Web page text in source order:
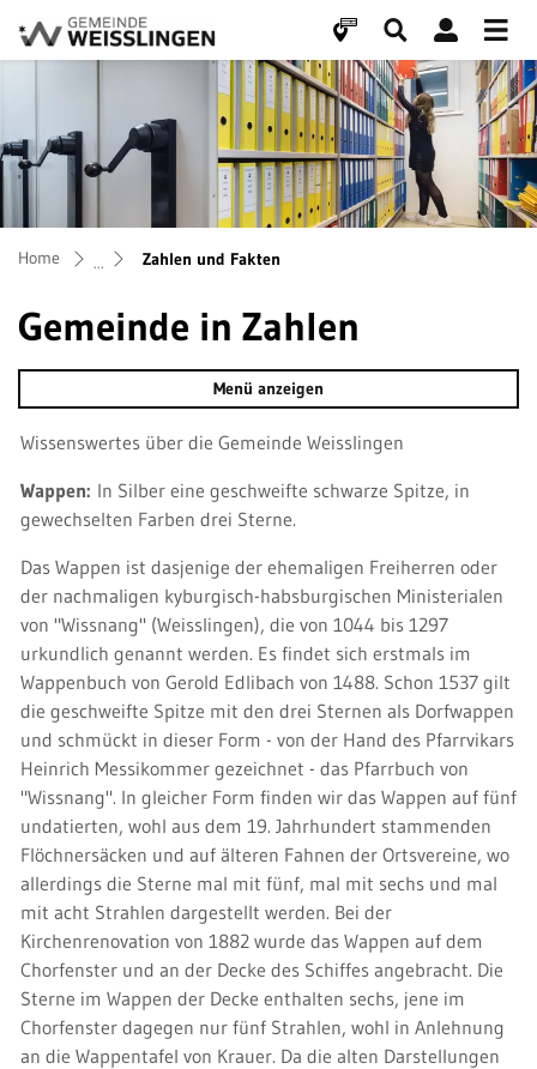
Direkt zur Hauptnavigation
Direkt zum Stichwortverzeichnis
Weisslingen
Home Zahlen und Fakten
Gemeinde in Zahlen
Menü anzeigen
Wissenswertes über die Gemeinde Weisslingen
Wappen: In Silber eine geschweifte schwarze Spitze, in
gewechselten Farben drei Sterne.
Das Wappen ist dasjenige der ehemaligen Freiherren oder
der nachmaligen kyburgisch-habsburgischen Ministerialen
von "Wissnang" (Weisslingen), die von 1044 bis 1297
urkundlich genannt werden. Es findet sich erstmals im
Wappenbuch von Gerold Edlibach von 1488. Schon 1537 gilt
die geschweifte Spitze mit den drei Sternen als Dorfwappen
und schmückt in dieser Form - von der Hand des Pfarrvikars
Heinrich Messikommer gezeichnet - das Pfarrbuch von
"Wissnang". In gleicher Form finden wir das Wappen auf fünf
undatierten, wohl aus dem 19. Jahrhundert stammenden
Flöchnersäcken und auf älteren Fahnen der Ortsvereine, wo
allerdings die Sterne mal mit fünf, mal mit sechs und mal
mit acht Strahlen dargestellt werden. Bei der
Kirchenrenovation von 1882 wurde das Wappen auf dem
Chorfenster und an der Decke des Schiffes angebracht. Die
Sterne im Wappen der Decke enthalten sechs, jene im
Chorfenster dagegen nur fünf Strahlen, wohl in Anlehnung
an die Wappentafel von Krauer. Da die alten Darstellungen